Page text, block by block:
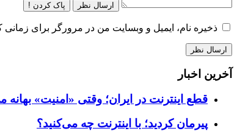
ارسال نظر پاک کردن !
ذخیره نام، ایمیل و وبسایت من در مرورگر برای زمانی
آخرین اخبار
قطع اینترنت در ایران؛ وقتی «امنیت»
پیرمان کردید؛ با اینترنت چه می‌کنید؟